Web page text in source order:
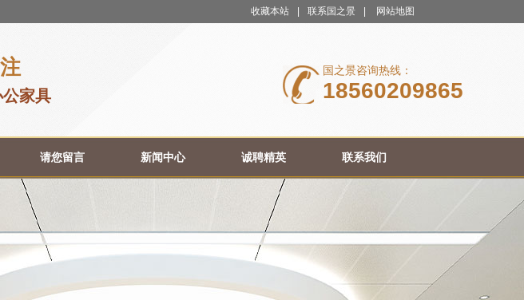
收藏本站 联系国之景 网站地图
家具
国之景咨询热线：
18560209865
请您留言 新闻中心 诚聘精英 联系我们